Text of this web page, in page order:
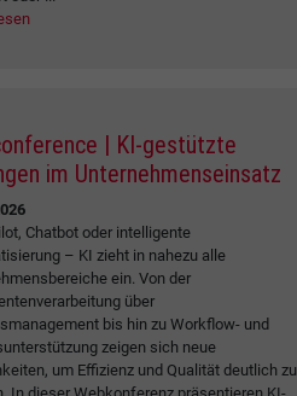
| KI-gestützte
im Unternehmenseinsatz
Chatbot oder intelligente
– KI zieht in nahezu alle
ein. Von der
über
bis hin zu Workflow- und
zeigen sich neue
um Effizienz und Qualität deutlich zu